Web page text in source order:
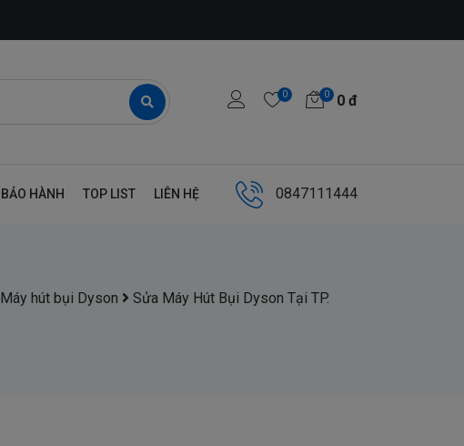
0 0 0 đ
BẢO HÀNH TOP LIST LIÊN HỆ 0847111444
Máy hút bụi Dyson
Sửa Máy Hút Bụi Dyson Tại TP.